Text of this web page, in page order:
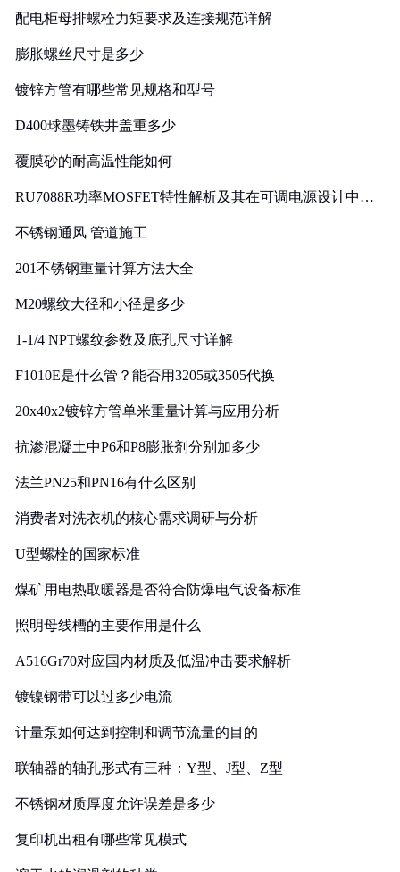
配电柜母排螺栓力矩要求及连接规范详解
膨胀螺丝尺寸是多少
镀锌方管有哪些常见规格和型号
D400球墨铸铁井盖重多少
覆膜砂的耐高温性能如何
RU7088R功率MOSFET特性解析及其在可调电源设计中的
不锈钢通风 管道施工
201不锈钢重量计算方法大全
M20螺纹大径和小径是多少
1-1/4 NPT螺纹参数及底孔尺寸详解
F1010E是什么管？能否用3205或3505代换
20x40x2镀锌方管单米重量计算与应用分析
抗渗混凝土中P6和P8膨胀剂分别加多少
法兰PN25和PN16有什么区别
消费者对洗衣机的核心需求调研与分析
U型螺栓的国家标准
煤矿用电热取暖器是否符合防爆电气设备标准
照明母线槽的主要作用是什么
A516Gr70对应国内材质及低温冲击要求解析
镀镍钢带可以过多少电流
计量泵如何达到控制和调节流量的目的
联轴器的轴孔形式有三种：Y型、J型、Z型
不锈钢材质厚度允许误差是多少
复印机出租有哪些常见模式